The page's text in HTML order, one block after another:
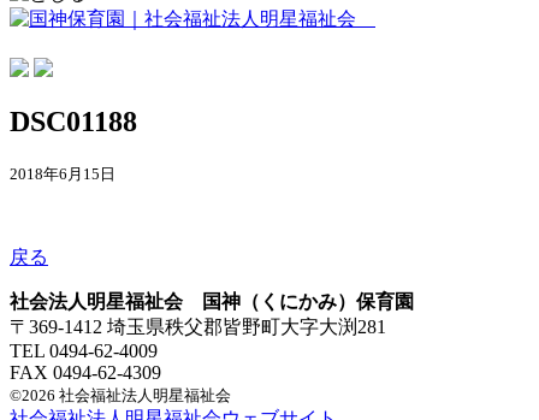
DSC01188
2018年6月15日
戻る
社会法人明星福祉会 国神（くにかみ）保育園
〒369-1412 埼玉県秩父郡皆野町大字大渕281
TEL 0494-62-4009
FAX 0494-62-4309
©2026 社会福祉法人明星福祉会